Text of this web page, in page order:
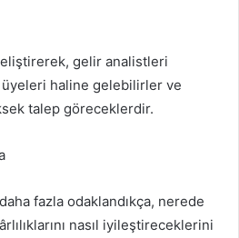
gelir analistleri
haline gelebilirler ve
talep göreceklerdir.
fazla odaklandıkça, nerede
nasıl iyileştireceklerini